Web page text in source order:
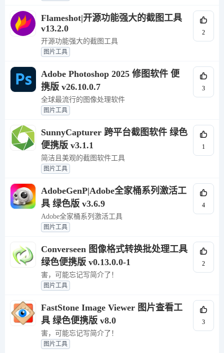
Flameshot|开源功能强大的截图工具
v13.2.0
开源功能强大的截图工具
图片工具
2
Adobe Photoshop 2025 修图软件 便
携版 v26.10.0.7
全球最流行的图像处理软件
图片工具
3
SunnyCapturer 跨平台截图软件 绿色
便携版 v3.1.1
简洁且美观的截图软件工具
图片工具
1
AdobeGenP|Adobe全家桶系列激活工
具 绿色版 v3.6.9
Adobe全家桶系列激活工具
图片工具
4
Converseen 图像格式转换批处理工具
绿色便携版 v0.13.0.0-1
害，可能忘记写简介了！
图片工具
2
FastStone Image Viewer 图片查看工
具 绿色便携版 v8.0
害，可能忘记写简介了！
图片工具
3